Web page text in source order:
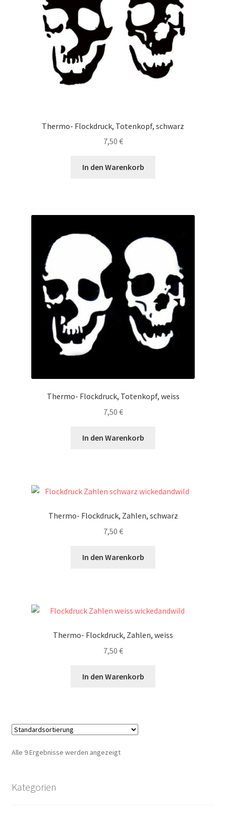
Thermo- Flockdruck, Totenkopf, schwarz
7,50 €
In den Warenkorb
Thermo- Flockdruck, Totenkopf, weiss
7,50 €
In den Warenkorb
Thermo- Flockdruck, Zahlen, schwarz
7,50 €
In den Warenkorb
Thermo- Flockdruck, Zahlen, weiss
7,50 €
In den Warenkorb
Alle 9 Ergebnisse werden angezeigt
Kategorien